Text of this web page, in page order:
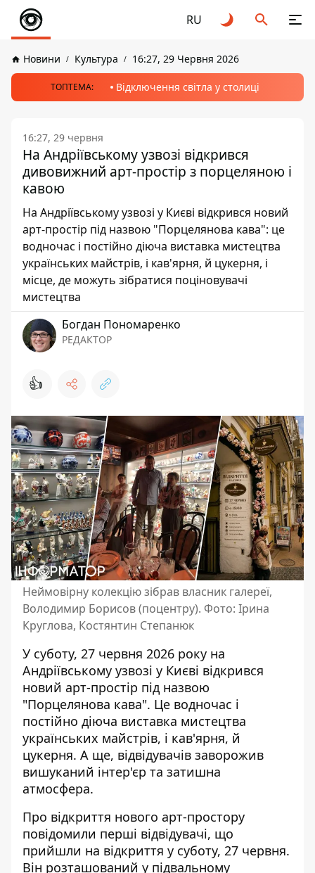
RU
Новини Культура 16:27, 29 Червня 2026
ТОПТЕМА: Відключення світла у столиці
16:27, 29 червня
На Андріївському узвозі відкрився
дивовижний арт-простір з порцеляною і
кавою
На Андріївському узвозі у Києві відкрився новий
арт-простір під назвою "Порцелянова кава": це
водночас і постійно діюча виставка мистецтва
українських майстрів, і кав'ярня, й цукерня, і
місце, де можуть зібратися поціновувачі
мистецтва
Богдан Пономаренко
РЕДАКТОР
👍
Неймовірну колекцію зібрав власник галереї,
Володимир Борисов (поцентру). Фото: Ірина
Круглова, Костянтин Степанюк
У суботу, 27 червня 2026 року на
Андріївському узвозі у Києві відкрився
новий арт-простір під назвою
"Порцелянова кава". Це водночас і
постійно діюча виставка мистецтва
українських майстрів, і кав'ярня, й
цукерня. А ще, відвідувачів заворожив
вишуканий інтер'єр та затишна
атмосфера.
Про відкриття нового арт-простору
повідомили перші відвідувачі, що
прийшли на відкриття у суботу, 27 червня.
Він розташований у підвальному